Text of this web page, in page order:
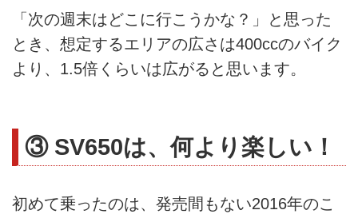
「次の週末はどこに行こうかな？」と思った
とき、想定するエリアの広さは400ccのバイク
より、1.5倍くらいは広がると思います。
③ SV650は、何より楽しい！
初めて乗ったのは、発売間もない2016年のこ